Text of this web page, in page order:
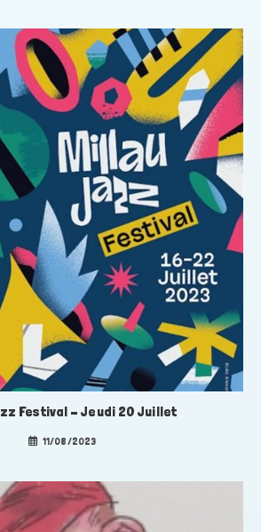
Festival – Jeudi 20 Juillet
11/08/2023